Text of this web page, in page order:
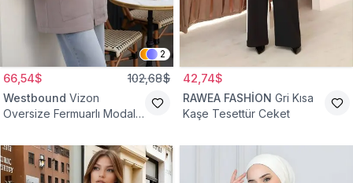
2
66,54$ 102,68$
Westbound Vizon
Oversize Fermuarlı Modal
42,74$
RAWEA FASHİON Gri Kısa
Kaşe Tesettür Ceket